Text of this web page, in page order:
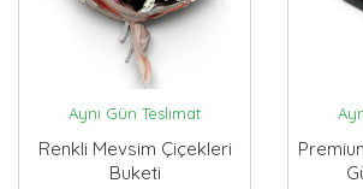
Aynı Gün Teslimat
Renkli Mevsim Çiçekleri
Buketi